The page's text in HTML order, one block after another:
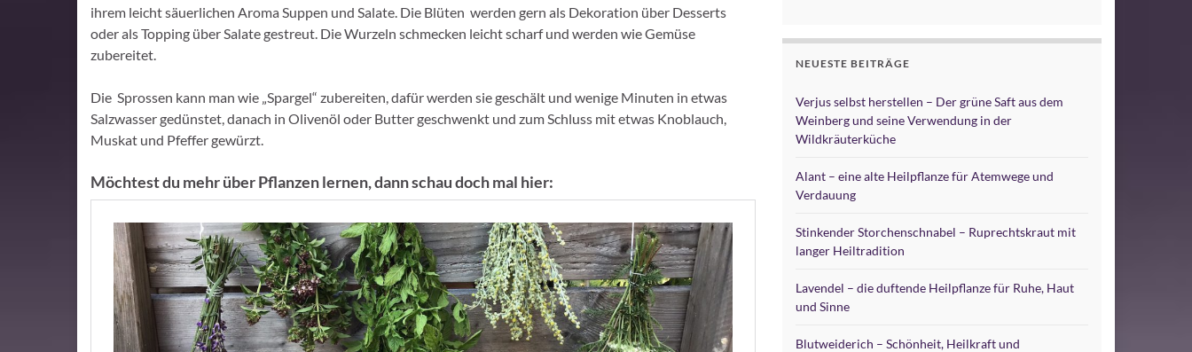
ihrem leicht säuerlichen Aroma Suppen und Salate. Die Blüten werden gern als Dekoration über Desserts
oder als Topping über Salate gestreut. Die Wurzeln schmecken leicht scharf und werden wie Gemüse
zubereitet.
Die Sprossen kann man wie „Spargel“ zubereiten, dafür werden sie geschält und wenige Minuten in etwas
Salzwasser gedünstet, danach in Olivenöl oder Butter geschwenkt und zum Schluss mit etwas Knoblauch,
Muskat und Pfeffer gewürzt.
Möchtest du mehr über Pflanzen lernen, dann schau doch mal hier:
NEUESTE BEITRÄGE
Verjus selbst herstellen – Der grüne Saft aus dem
Weinberg und seine Verwendung in der
Wildkräuterküche
Alant – eine alte Heilpflanze für Atemwege und
Verdauung
Stinkender Storchenschnabel – Ruprechtskraut mit
langer Heiltradition
Lavendel – die duftende Heilpflanze für Ruhe, Haut
und Sinne
Blutweiderich – Schönheit, Heilkraft und